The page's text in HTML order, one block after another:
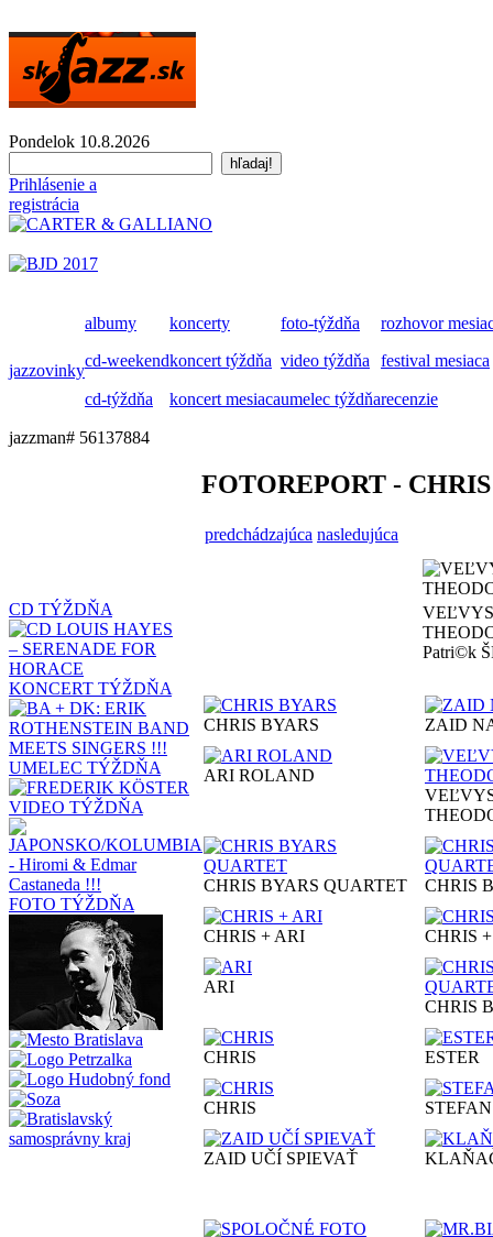
Pondelok 10.8.2026
Prihlásenie a
registrácia
jazzovinky
albumy koncerty foto-týždňa
rozhovor
cd-weekendkoncert týždňa video týždňa festival mesiaca
cd-týždňa koncert mesiacaumelec týždňarecenzie
jazzman# 56137884
CD TÝŽDŇA
KONCERT TÝŽDŇA
UMELEC TÝŽDŇA
VIDEO TÝŽDŇA
FOTO TÝŽDŇA
FOTOREPORT -
predchádzajúca nasledujúca
Patri©k
CHRIS BYARS ZAID
ARI ROLAND
CHRIS BYARS QUARTET CHRIS
CHRIS + ARI CHRIS
ARI
CHRIS
CHRIS ESTER
CHRIS STEFAN
ZAID UČÍ SPIEVAŤ